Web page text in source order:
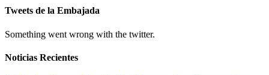
Tweets de la Embajada
Something went wrong with the twitter.
Noticias Recientes